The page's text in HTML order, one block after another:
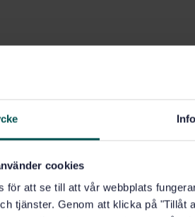
cookies
för att se till att vår webbplats
tjänster. Genom att klicka på